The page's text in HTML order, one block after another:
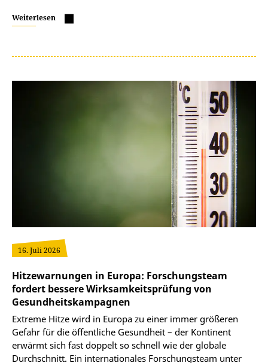
Weiterlesen
16. Juli 2026
Hitzewarnungen in Europa: Forschungsteam
fordert bessere Wirksamkeitsprüfung von
Gesundheitskampagnen
Extreme Hitze wird in Europa zu einer immer größeren
Gefahr für die öffentliche Gesundheit – der Kontinent
erwärmt sich fast doppelt so schnell wie der globale
Durchschnitt. Ein internationales Forschungsteam unter